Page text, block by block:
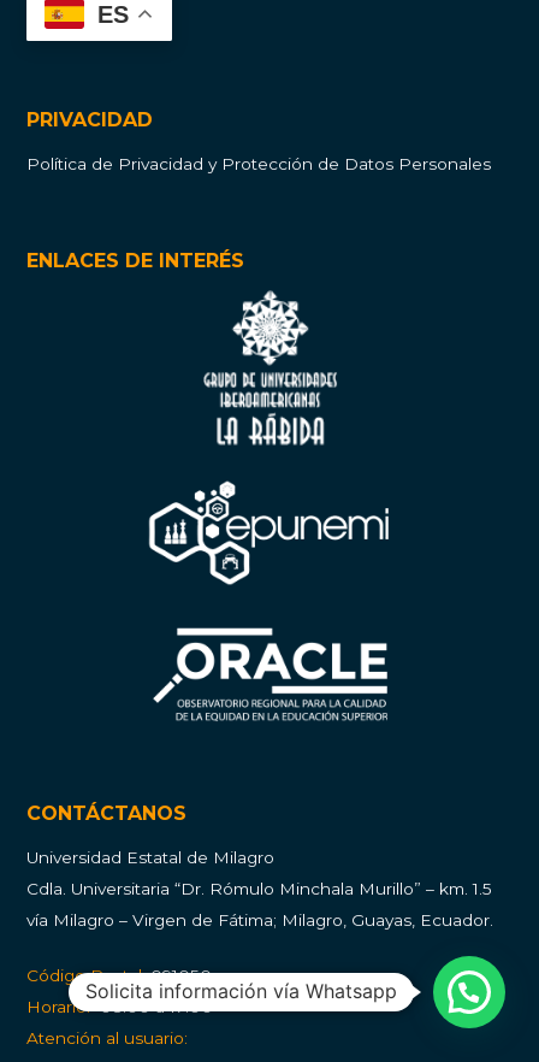
ES
PRIVACIDAD
Política de Privacidad y Protección de Datos Personales
ENLACES DE INTERÉS
CONTÁCTANOS
Universidad Estatal de Milagro
Cdla. Universitaria “Dr. Rómulo Minchala Murillo” – km. 1.5
vía Milagro – Virgen de Fátima; Milagro, Guayas, Ecuador.
Código Postal:091050
Horario:08:00 a 17:00
Atención al usuario:
Solicita información vía Whatsapp